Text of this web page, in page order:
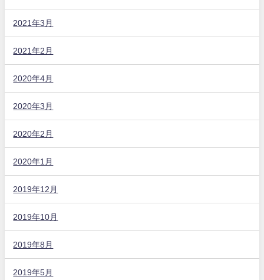
2021年3月
2021年2月
2020年4月
2020年3月
2020年2月
2020年1月
2019年12月
2019年10月
2019年8月
2019年5月